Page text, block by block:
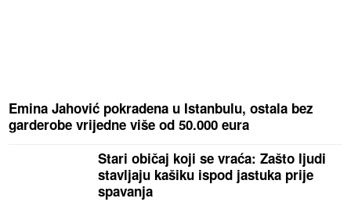
Emina Jahović pokradena u Istanbulu, ostala bez
garderobe vrijedne više od 50.000 eura
Stari običaj koji se vraća: Zašto ljudi
stavljaju kašiku ispod jastuka prije
spavanja